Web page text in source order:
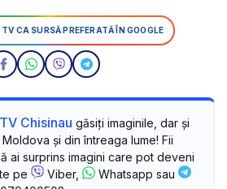
CA SURSĂ PREFERATĂ ÎN GOOGLE
Chisinau găsiți imaginile, dar și
și din întreaga lume! Fii
ai surprins imagini care pot deveni
pe
Viber,
Whatsapp sau